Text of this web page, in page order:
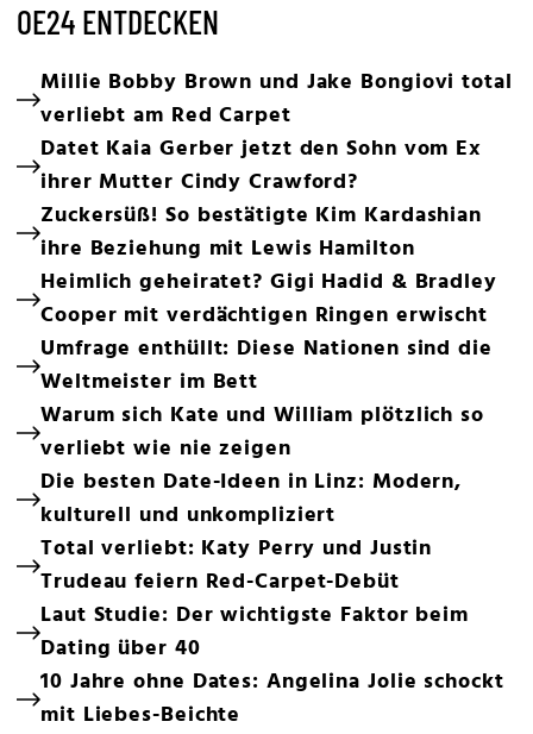
OE24 ENTDECKEN
Millie Bobby Brown und Jake Bongiovi total
verliebt am Red Carpet
Datet Kaia Gerber jetzt den Sohn vom Ex
ihrer Mutter Cindy Crawford?
Zuckersüß! So bestätigte Kim Kardashian
ihre Beziehung mit Lewis Hamilton
Heimlich geheiratet? Gigi Hadid & Bradley
Cooper mit verdächtigen Ringen erwischt
Umfrage enthüllt: Diese Nationen sind die
Weltmeister im Bett
Warum sich Kate und William plötzlich so
verliebt wie nie zeigen
Die besten Date-Ideen in Linz: Modern,
kulturell und unkompliziert
Total verliebt: Katy Perry und Justin
Trudeau feiern Red-Carpet-Debüt
Laut Studie: Der wichtigste Faktor beim
Dating über 40
10 Jahre ohne Dates: Angelina Jolie schockt
mit Liebes-Beichte